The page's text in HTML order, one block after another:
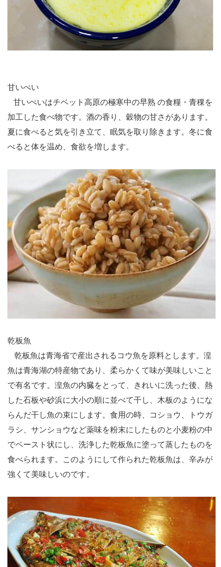
甘いぺい
甘いぺいはチベット高原の極寒中の早熟 の食糧・青稞を
加工した食べ物です。酒の香り、穀物の甘さがあります。
夏に食べると気を引き立て、眠気を取り除きます。冬に食
べると体を温め、食欲を増します。
乾板魚
乾板魚は青海省で産出されるコウ魚を原料とします。湟
魚は青海湖の特産物であり、柔らかくて味が美味しいこと
で有名です。湟魚の内臓をとって、きれいに洗った後、熱
した石板や砂浜に大小の順に並べて干し、木板のようにな
らんだ干し魚の束にします。食用の時、コショウ、トウガ
ラシ、サンショウなど薬味を粉末にしたものと小麦粉の中
でペースト状にし、洗浄した乾板魚に塗って蒸したものを
食べられます。このようにして作られた乾板魚は、辛みが
強くて美味しいのです。